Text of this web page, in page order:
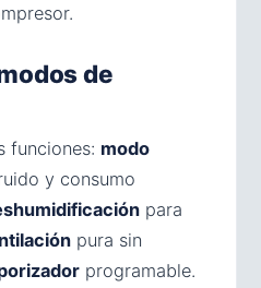
de
funciones: modo
y consumo
para
pura sin
programable.